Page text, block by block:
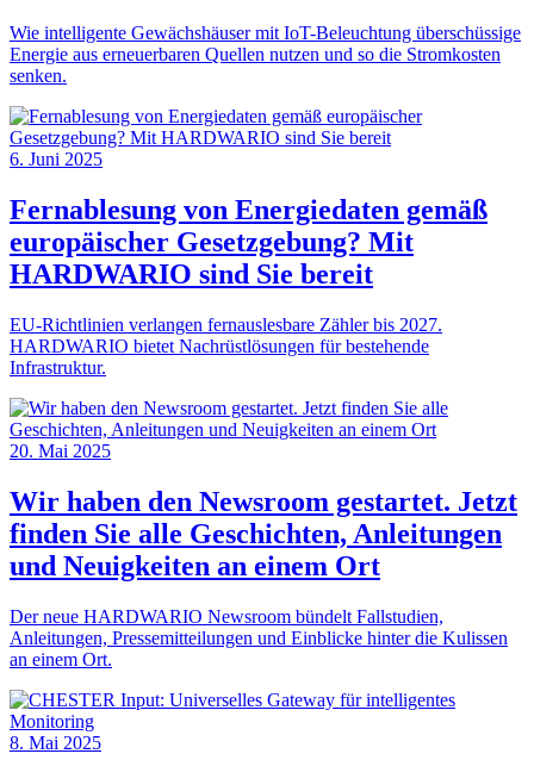
Wie intelligente Gewächshäuser mit IoT-Beleuchtung überschüssige
Energie aus erneuerbaren Quellen nutzen und so die Stromkosten
senken.
6. Juni 2025
Fernablesung von Energiedaten gemäß
europäischer Gesetzgebung? Mit
HARDWARIO sind Sie bereit
EU-Richtlinien verlangen fernauslesbare Zähler bis 2027.
HARDWARIO bietet Nachrüstlösungen für bestehende
Infrastruktur.
20. Mai 2025
Wir haben den Newsroom gestartet. Jetzt
finden Sie alle Geschichten, Anleitungen
und Neuigkeiten an einem Ort
Der neue HARDWARIO Newsroom bündelt Fallstudien,
Anleitungen, Pressemitteilungen und Einblicke hinter die Kulissen
an einem Ort.
8. Mai 2025